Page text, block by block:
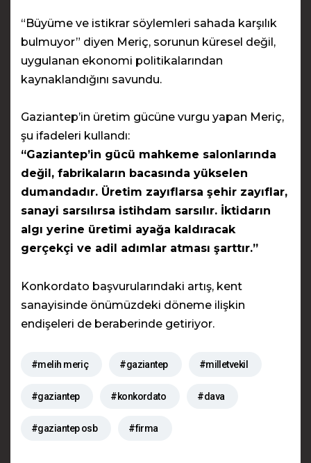
“Büyüme ve istikrar söylemleri sahada karşılık
bulmuyor” diyen Meriç, sorunun küresel değil,
uygulanan ekonomi politikalarından
kaynaklandığını savundu.
Gaziantep’in üretim gücüne vurgu yapan Meriç,
şu ifadeleri kullandı:
“Gaziantep’in gücü mahkeme salonlarında
değil, fabrikaların bacasında yükselen
dumandadır. Üretim zayıflarsa şehir zayıflar,
sanayi sarsılırsa istihdam sarsılır. İktidarın
algı yerine üretimi ayağa kaldıracak
gerçekçi ve adil adımlar atması şarttır.”
Konkordato başvurularındaki artış, kent
sanayisinde önümüzdeki döneme ilişkin
endişeleri de beraberinde getiriyor.
#melih meriç #gaziantep #milletvekil
#gaziantep #konkordato #dava
#gaziantep osb #firma